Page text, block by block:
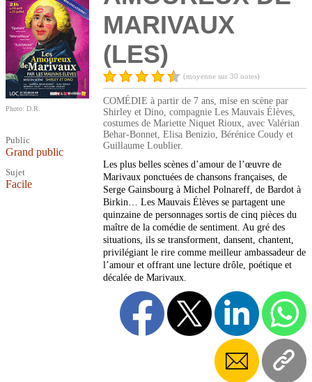
Photo: D.R.
Public
Grand public
Sujet
Facile
MARIVAUX
(LES)
(moyenne sur 30 notes)
COMÉDIE à partir de 7 ans, mise en scène par
Shirley et Dino, compagnie Les Mauvais Élèves,
costumes de Mariette Niquet Rioux, avec Valérian
Behar-Bonnet, Elisa Benizio, Bérénice Coudy et
Guillaume Loublier.
Les plus belles scènes d’amour de l’œuvre de
Marivaux ponctuées de chansons françaises, de
Serge Gainsbourg à Michel Polnareff, de Bardot à
Birkin… Les Mauvais Élèves se partagent une
quinzaine de personnages sortis de cinq pièces du
maître de la comédie de sentiment. Au gré des
situations, ils se transforment, dansent, chantent,
privilégiant le rire comme meilleur ambassadeur de
l’amour et offrant une lecture drôle, poétique et
décalée de Marivaux.